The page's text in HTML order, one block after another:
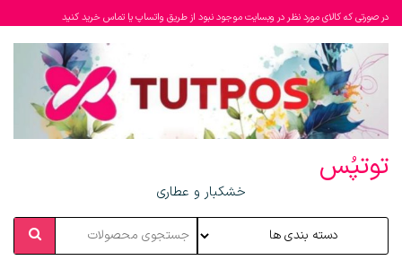
در صورتی که کالای مورد نظر در وبسایت موجود نبود از طریق واتساپ یا تماس خرید کنید
توتپُس
خشکبار و عطاری